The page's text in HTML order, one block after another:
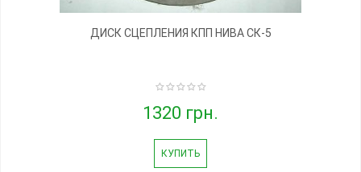
ДИСК СЦЕПЛЕНИЯ КПП НИВА СК-5
1320 грн.
КУПИТЬ